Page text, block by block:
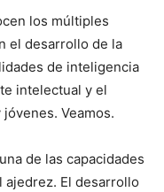
los múltiples
el desarrollo de la
de inteligencia
intelectual y el
Veamos.
de las capacidades
ajedrez. El desarrollo